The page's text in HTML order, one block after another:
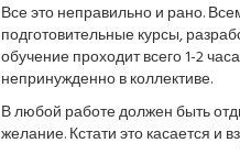
Все это неправильно и рано.
подготовительные курсы,
обучение проходит всего 1-2
непринужденно в коллективе.
В любой работе должен быть
желание. Кстати это касается и